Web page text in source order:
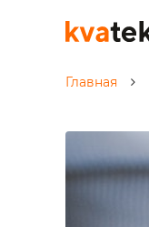
Главная